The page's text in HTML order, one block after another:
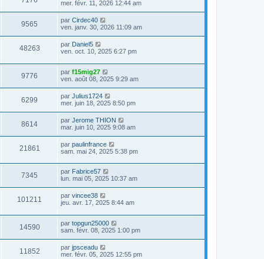
mer. févr. 11, 2026 12:44 am
9565 par Cirdec40
ven. janv. 30, 2026 11:09 am
48263 par Daniel5
ven. oct. 10, 2025 6:27 pm
9776 par f15mig27
ven. août 08, 2025 9:29 am
6299 par Julius1724
mer. juin 18, 2025 8:50 pm
8614 par Jerome THION
mar. juin 10, 2025 9:08 am
21861 par paulinfrance
sam. mai 24, 2025 5:38 pm
7345 par Fabrice57
lun. mai 05, 2025 10:37 am
101211 par vincee38
jeu. avr. 17, 2025 8:44 am
14590 par topgun25000
sam. févr. 08, 2025 1:00 pm
11852 par jpsceadu
mer. févr. 05, 2025 12:55 pm